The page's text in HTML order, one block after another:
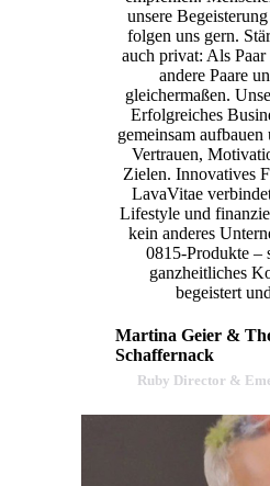
unsere
folgen uns gern.
auch privat: Als
andere Paare
gleichermaßen.
Erfolgreiches
gemeinsam
Vertrauen,
Zielen. Innovatives
LavaVitae
Lifestyle und
kein anderes
0815-Produkte –
ganzheitliches
begeistert
Martina Geier &
Schaffernack
Ruby Director &